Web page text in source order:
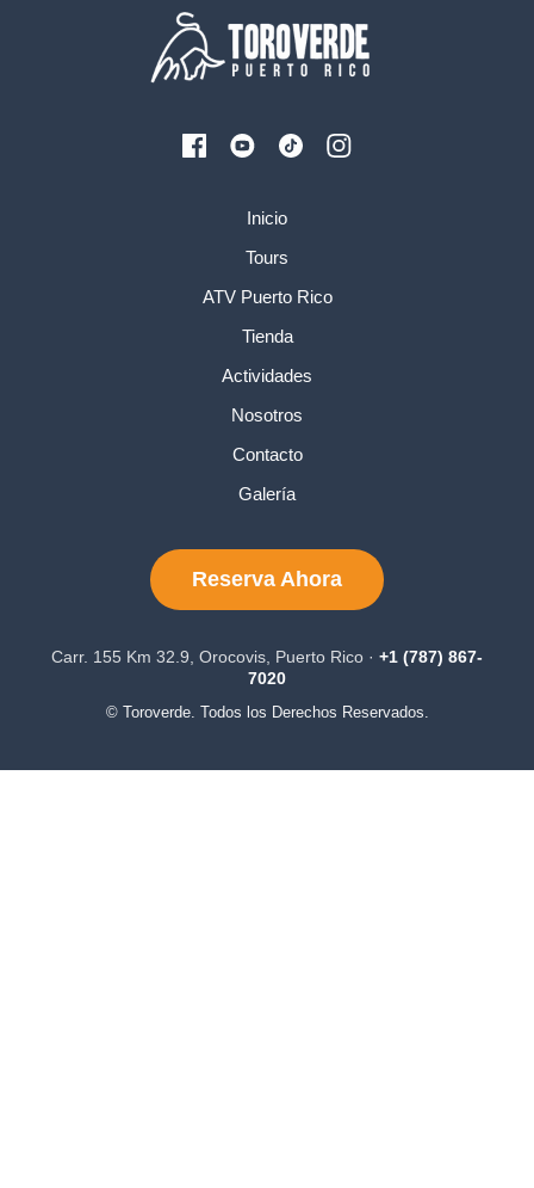
Inicio
Tours
ATV Puerto Rico
Tienda
Actividades
Nosotros
Contacto
Galería
Reserva Ahora
Carr. 155 Km 32.9, Orocovis, Puerto Rico · +1 (787) 867-
7020
© Toroverde. Todos los Derechos Reservados.